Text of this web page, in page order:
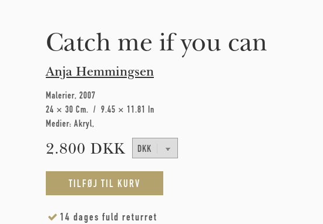
Catch me if you can
Anja Hemmingsen
Malerier 2007
24 × 30 Cm
9.45 × 11.81 In
Medier: Akryl
2.800 DKK
14 dages fuld returret